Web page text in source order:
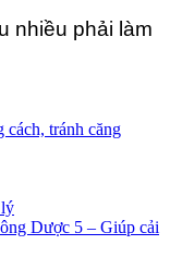
cách, tránh căng
Dược 5 – Giúp cải